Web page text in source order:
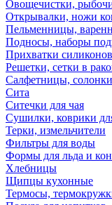
Овощечистки,
Открывалки, ножи
Пельменницы,
Подносы, наборы
Прихватки
Решетки, сетки в
Салфетницы, солонки
Сита
Ситечки для чая
Сушилки, коврики
Терки, измельчители
Фильтры для воды
Формы для льда и
Хлебницы
Щипцы кухонные
Термосы,